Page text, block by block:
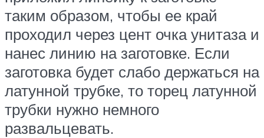
таким образом, чтобы ее край
проходил через цент очка унитаза и
нанес линию на заготовке. Если
заготовка будет слабо держаться на
латунной трубке, то торец латунной
трубки нужно немного
развальцевать.